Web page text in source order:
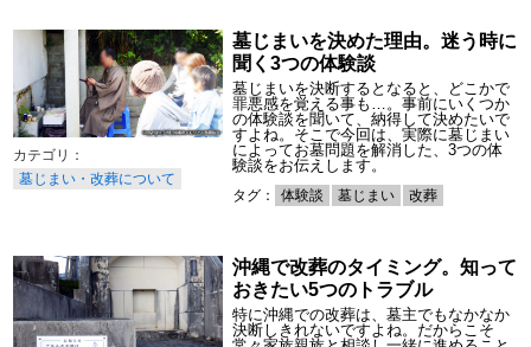
墓じまい・改葬について
墓じまいを決めた理由。迷う時に
聞く3つの体験談
墓じまいを決断するとなると、どこかで
罪悪感を覚える事も…。事前にいくつか
の体験談を聞いて、納得して決めたいで
すよね。そこで今回は、実際に墓じまい
によってお墓問題を解消した、3つの体
験談をお伝えします。
タグ： 体験談 墓じまい 改葬
沖縄で改葬のタイミング。知って
おきたい5つのトラブル
特に沖縄での改葬は、墓主でもなかなか
決断しきれないですよね。だからこそ